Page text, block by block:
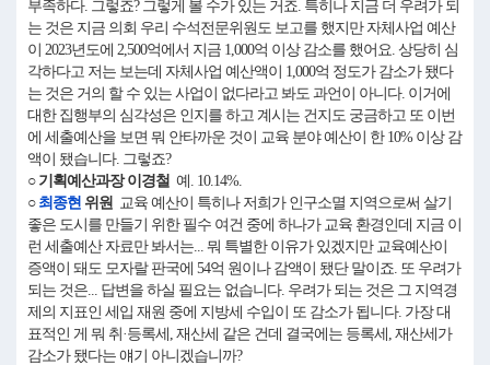
부족하다. 그렇죠? 그렇게 볼 수가 있는 거죠. 특히나 지금 더 우려가 되
는 것은 지금 의회 우리 수석전문위원도 보고를 했지만 자체사업 예산
이 2023년도에 2,500억에서 지금 1,000억 이상 감소를 했어요. 상당히 심
각하다고 저는 보는데 자체사업 예산액이 1,000억 정도가 감소가 됐다
는 것은 거의 할 수 있는 사업이 없다라고 봐도 과언이 아니다. 이거에
대한 집행부의 심각성은 인지를 하고 계시는 건지도 궁금하고 또 이번
에 세출예산을 보면 뭐 안타까운 것이 교육 분야 예산이 한 10% 이상 감
액이 됐습니다. 그렇죠?
○ 기획예산과장 이경철 예. 10.14%.
○ 최종현 위원 교육 예산이 특히나 저희가 인구소멸 지역으로써 살기
좋은 도시를 만들기 위한 필수 여건 중에 하나가 교육 환경인데 지금 이
런 세출예산 자료만 봐서는... 뭐 특별한 이유가 있겠지만 교육예산이
증액이 돼도 모자랄 판국에 54억 원이나 감액이 됐단 말이죠. 또 우려가
되는 것은... 답변을 하실 필요는 없습니다. 우려가 되는 것은 그 지역경
제의 지표인 세입 재원 중에 지방세 수입이 또 감소가 됩니다. 가장 대
표적인 게 뭐 취·등록세, 재산세 같은 건데 결국에는 등록세, 재산세가
감소가 됐다는 얘기 아니겠습니까?